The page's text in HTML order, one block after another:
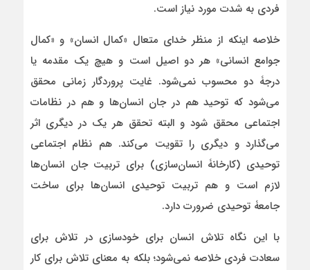
فردی به شدت مورد نیاز است.
خلاصه اینکه از منظر خدای متعال «کمال انسان» و «کمال
جوامع انسانی» هر دو اصیل است و هیچ یک مقدمه یا
درجۀ دو محسوب نمی‌شود. غایت پروردگار زمانی محقق
می‌شود که توحید هم در جان انسان‌ها و هم در نظامات
اجتماعی محقق شود و البته تحقق هر یک در دیگری اثر
می‌گذارد و دیگری را تقویت می‌کند. هم نظام اجتماعی
توحیدی (کارخانۀ انسان‌سازی) برای تربیت جان انسان‌ها
لازم است و هم تربیت توحیدی انسان‌ها برای ساخت
جامعۀ توحیدی ضرورت دارد.
با این نگاه تلاش انسان برای خودسازی در تلاش برای
سعادت فردی خلاصه نمی‌شود؛ بلکه به معنای تلاش برای کار